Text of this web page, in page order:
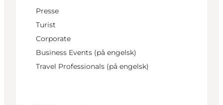
Presse
Turist
Corporate
Business Events (på engelsk)
Travel Professionals (på engelsk)